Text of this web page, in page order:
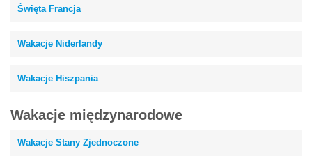
Święta Francja
Wakacje Niderlandy
Wakacje Hiszpania
Wakacje międzynarodowe
Wakacje Stany Zjednoczone